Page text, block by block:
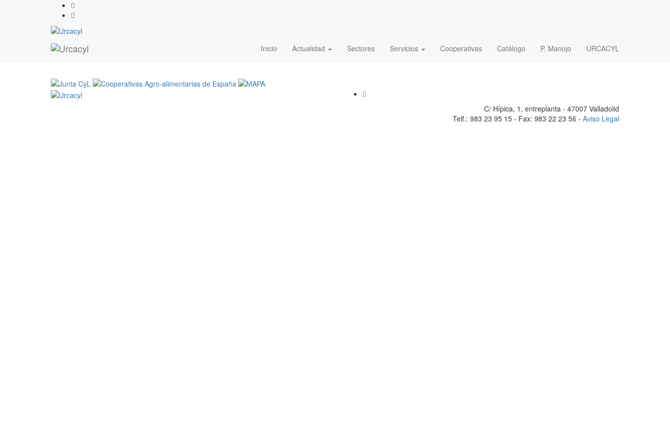
Inicio Actualidad Sectores Servicios Cooperativas Catálogo P. Manojo URCACYL
Artículo revista nº 99.- Las cooperativas de Explotación en común, otra forma de
colaborar
05 / 11 / 2024
C/ Hípica, 1, entreplanta - 47007 Valladolid
Telf.: 983 23 95 15 - Fax: 983 22 23 56 - Aviso Legal